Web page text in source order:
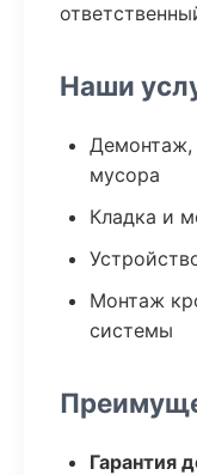
Наши
Демонтаж,
мусора
Кладка и
Монтаж
системы
Гарантия